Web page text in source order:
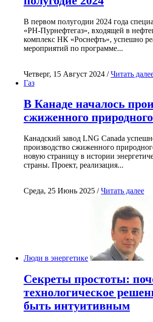
В первом полугодии 2024 года
«РН-Пурнефтегаз», входящей в
комплекс НК «Роснефть», успешно
мероприятий по программе...
Четверг, 15 Август 2024 /Читать
Газ
В Канаде началось
сжиженного природного
Канадский завод LNG Canada
производство сжиженного
новую страницу в истории
страны. Проект, реализация...
Среда, 25 Июнь 2025 /Читать далее
Люди в энергетике
Секреты простоты:
технологическое
быть интуитивным